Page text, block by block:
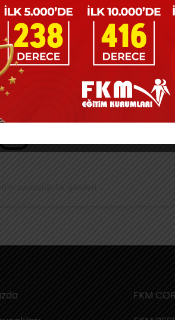
paylaştığı bir gönderi
FKM